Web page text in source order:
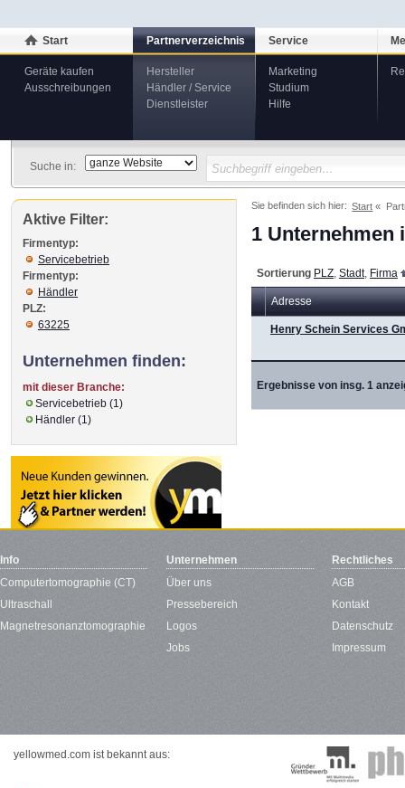
Start
Geräte kaufen
Ausschreibungen
Partnerverzeichnis
Hersteller
Händler / Service
Dienstleister
Service
Marketing
Studium
Hilfe
Suche in:
Sie befinden sich hier: Start
1 Unternehmen
Sortierung PLZ Stadt, Firma
Adresse
Ergebnisse von insg. 1
Henry Schein Services
Aktive Filter:
Firmentyp:
Servicebetrieb
Firmentyp:
Händler
PLZ:
63225
Unternehmen finden:
mit dieser Branche:
Servicebetrieb (1)
Händler (1)
Info
Computertomographie (CT)
Ultraschall
Magnetresonanztomographie
Unternehmen
Über uns
Pressebereich
Logos
Jobs
Rechtliches
AGB
Kontakt
Datenschutz
Impressum
yellowmed.com ist bekannt aus: